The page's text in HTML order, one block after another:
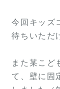
今回キッズ
待ちいただ
また某こど
て、壁に固